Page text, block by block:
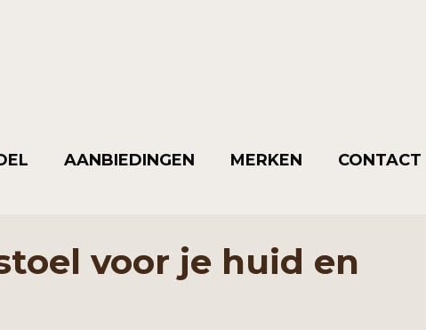
AANBIEDINGEN MERKEN CONTACT
voor je huid en